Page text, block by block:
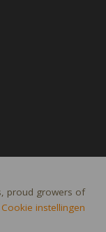
proud growers of
Cookie instellingen